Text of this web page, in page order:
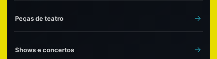
Peças de teatro
Shows e concertos